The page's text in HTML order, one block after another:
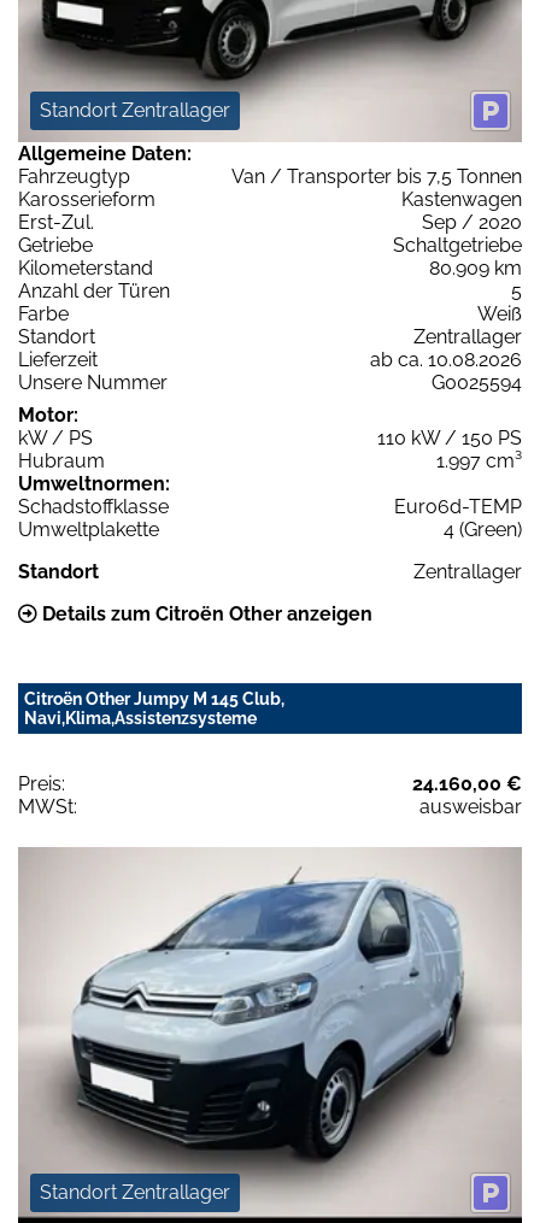
Standort Zentrallager
Allgemeine Daten:
Fahrzeugtyp
Van / Transporter bis 7,5 Tonnen
Karosserieform
Kastenwagen
Erst-Zul.
Sep / 2020
Getriebe
Schaltgetriebe
Kilometerstand
80.909 km
Anzahl der Türen
5
Farbe
Weiß
Standort
Zentrallager
Lieferzeit
ab ca. 10.08.2026
Unsere Nummer
G0025594
Motor:
kW / PS
110 kW / 150 PS
Hubraum
1.997 cm³
Umweltnormen:
Schadstoffklasse
Euro6d-TEMP
Umweltplakette
4 (Green)
Standort
Zentrallager
Details zum Citroën Other anzeigen
Citroën Other Jumpy M 145 Club,
Navi,Klima,Assistenzsysteme
Preis:
24.160,00 €
MWSt:
ausweisbar
Standort Zentrallager